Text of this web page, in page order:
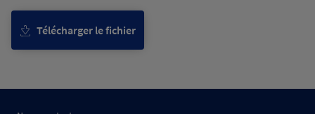
Télécharger le fichier